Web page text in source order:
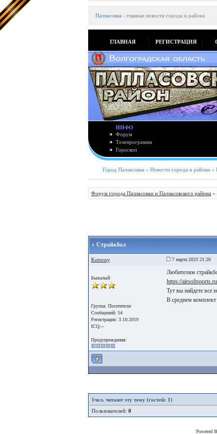
Палласовка - главные новости города и района
ГЛАВНАЯ РЕГИСТРАЦИЯ
ИНФО
Форум
Телепрограмма
Гороскоп
Город Палласовка » Новости города и района »
Форум города Палласовки и Палласовского района »
Страйкбол
Kotoruy 7 марта 2023 21:20
Бывалый
Группа: Посетители
Сообщений: 54
Регистрация: 3.10.2019
ICQ:--
Предупреждения:
Любителям
https://
Тут вы найдете все
В среднем комплект
1чел. читают эту тему (гостей: 1)
Пользователей: 0
Powered